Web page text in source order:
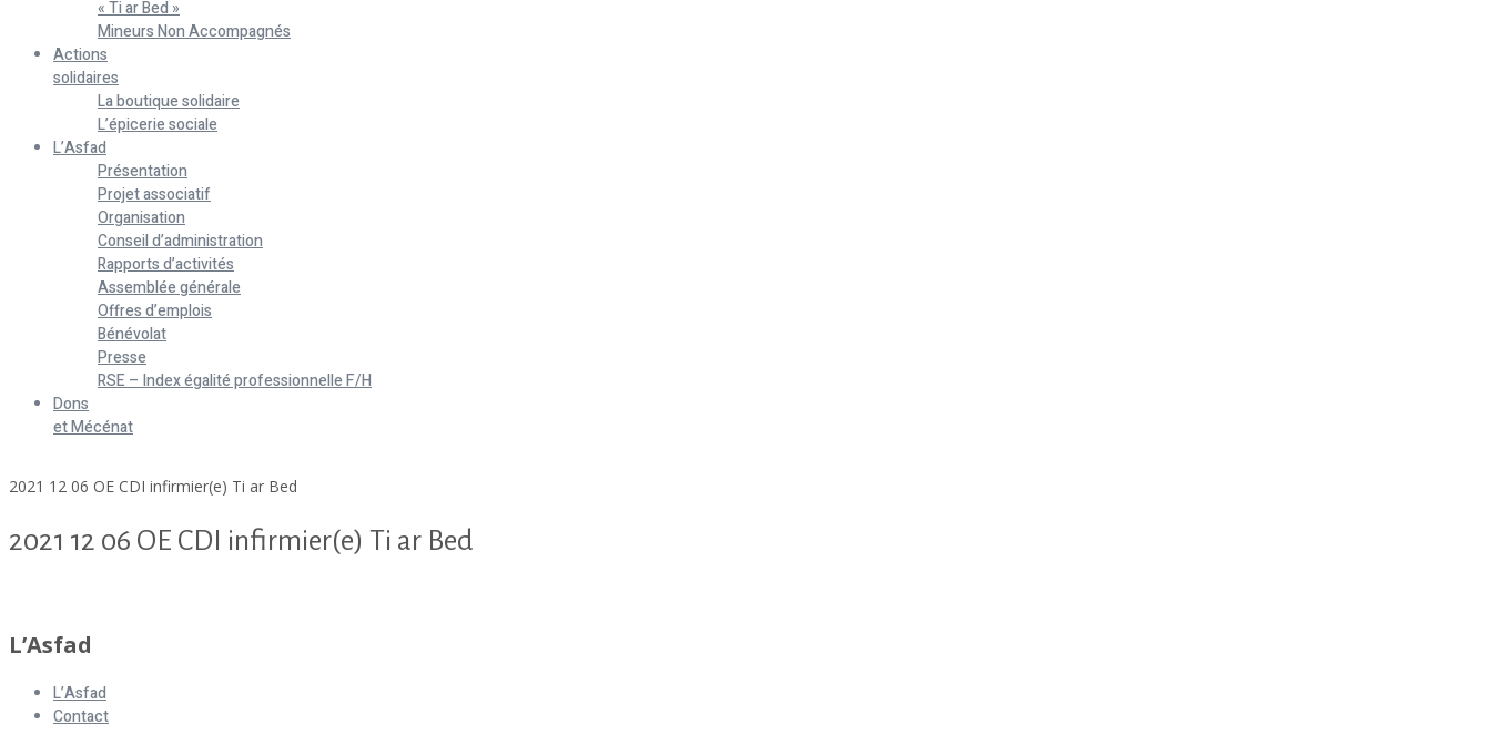
« Ti ar Bed »
Mineurs Non Accompagnés
Actions
solidaires
La boutique solidaire
L’épicerie sociale
L’Asfad
Présentation
Projet associatif
Organisation
Conseil d’administration
Rapports d’activités
Assemblée générale
Offres d’emplois
Bénévolat
Presse
RSE – Index égalité professionnelle F/H
Dons
et Mécénat
2021 12 06 OE CDI infirmier(e) Ti ar Bed
2021 12 06 OE CDI infirmier(e) Ti ar Bed
L’Asfad
L’Asfad
Contact